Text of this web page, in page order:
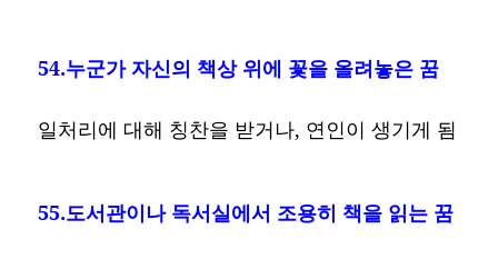
54.누군가 자신의 책상 위에 꽃을 올려놓은 꿈
일처리에 대해 칭찬을 받거나, 연인이 생기게 됨
55.도서관이나 독서실에서 조용히 책을 읽는 꿈